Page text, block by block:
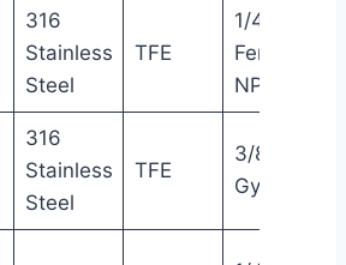
316
Stainless
Steel
TFE
1/4″
Female
NPT
316
Stainless
Steel
TFE
3/8″
Gyrolok®